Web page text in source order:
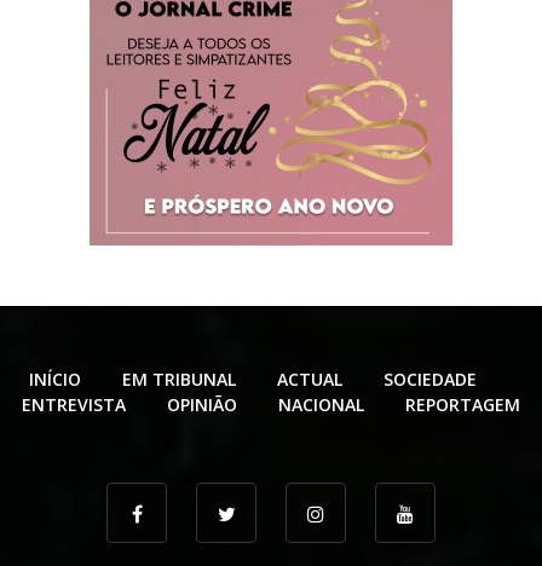
INÍCIO EM TRIBUNAL ACTUAL
SOCIEDADE
ENTREVISTA
OPINIÃO NACIONAL REPORTAGEM